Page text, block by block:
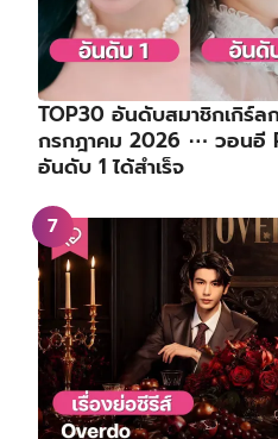
TOP30 อันดับสมาชิกเกิร์ล
กรกฎาคม 2026 ⋯ วอนอี
อันดับ 1 ได้สำเร็จ